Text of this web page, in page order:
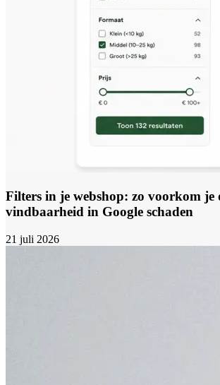
Filters in je webshop: zo voorkom je
vindbaarheid in Google schaden
21 juli 2026